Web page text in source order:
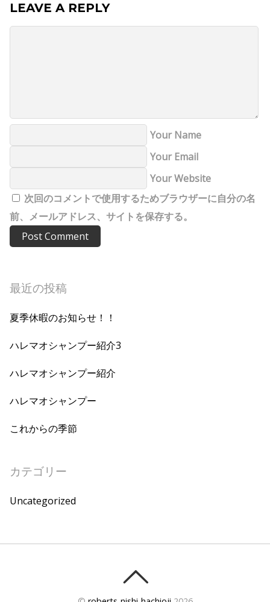
LEAVE A REPLY
Your Name
Your Email
Your Website
次回のコメントで使用するためブラウザーに自分の名
前、メールアドレス、サイトを保存する。
最近の投稿
夏季休暇のお知らせ！！
ハレマオシャンプー紹介3
ハレマオシャンプー紹介
ハレマオシャンプー
これからの季節
カテゴリー
Uncategorized